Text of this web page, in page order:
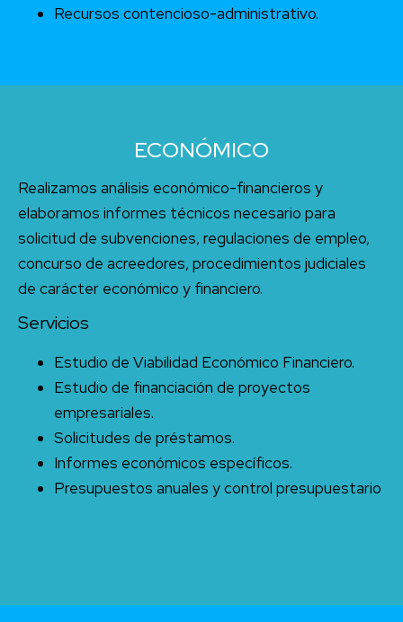
Recursos contencioso-administrativo.
ECONÓMICO
Realizamos análisis económico-financieros y
elaboramos informes técnicos necesario para
solicitud de subvenciones, regulaciones de empleo,
concurso de acreedores, procedimientos judiciales
de carácter económico y financiero.
Servicios
Estudio de Viabilidad Económico Financiero.
Estudio de financiación de proyectos
empresariales.
Solicitudes de préstamos.
Informes económicos específicos.
Presupuestos anuales y control presupuestario